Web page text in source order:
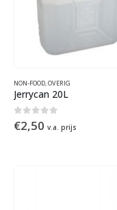
NON-FOOD,OVERIG
Jerrycan 20L
0out of 5
€2,50 v.a. prijs